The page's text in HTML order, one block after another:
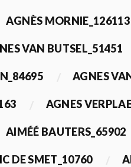
AGNÈS MORNIE_126113
VAN BUTSEL_51451
AGNES
AGNES
AIMÉÉ BAUTERS_65902
DE SMET_10760